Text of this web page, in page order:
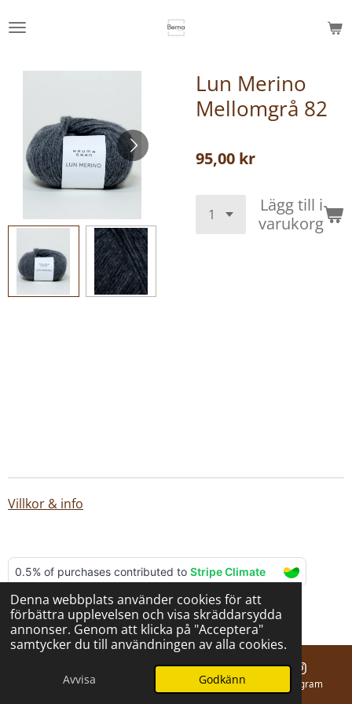
Denna webbplats använder cookies för att
förbättra upplevelsen och visa skräddarsydda
annonser. Genom att klicka på "Acceptera"
samtycker du till användningen av alla cookies.
Avvisa Godkänn
till
Lun Merino
Mellomgrå 82
95,00 kr
Lägg till i
varukorg
Villkor & info
© 2025 - 2026 BERNA hantverk
Drivs avWebador
Karta Instagram